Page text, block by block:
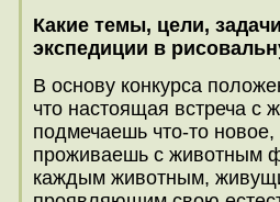
Какие темы, цели,
экспедиции в
В основу конкурса
что настоящая встреча с
подмечаешь что-то
проживаешь с животным
каждым животным,